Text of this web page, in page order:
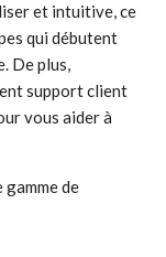
et intuitive, ce
qui débutent
De plus,
support client
vous aider à
de